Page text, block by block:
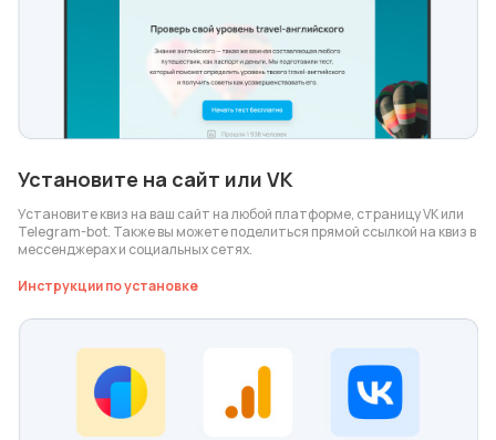
Установите на сайт или VK
Установите квиз на ваш сайт на любой платформе, страницу VK или
Telegram-bot. Также вы можете поделиться прямой ссылкой на квиз в
мессенджерах и социальных сетях.
Инструкции по установке